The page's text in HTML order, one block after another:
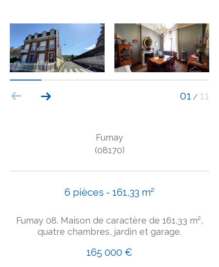
01 / 11
Fumay
(08170)
6 pièces - 161,33 m²
Fumay 08. Maison de caractère de 161,33 m²,
quatre chambres, jardin et garage.
165 000 €
AFFINER LES CRITÈRES
TERRASSE PARKING PISCINE